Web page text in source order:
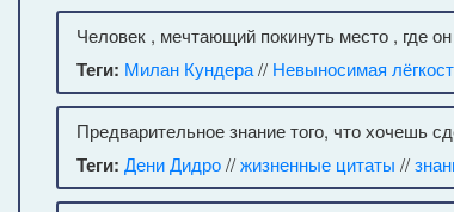
Человек , мечтающий покинуть место , где
Теги: Милан Кундера// Невыносимая
Предварительное знание того, что хочешь
Теги: Дени Дидро//жизненные цитаты //